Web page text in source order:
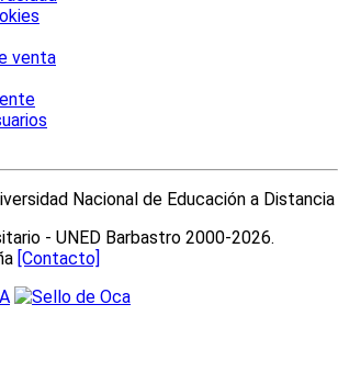
venta
- UNED Barbastro 2000-2026.
[Contacto]